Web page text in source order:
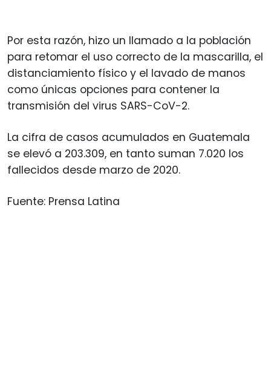
Por esta razón, hizo un llamado a la población
para retomar el uso correcto de la mascarilla, el
distanciamiento físico y el lavado de manos
como únicas opciones para contener la
transmisión del virus SARS-CoV-2.
La cifra de casos acumulados en Guatemala
se elevó a 203.309, en tanto suman 7.020 los
fallecidos desde marzo de 2020.
Fuente: Prensa Latina